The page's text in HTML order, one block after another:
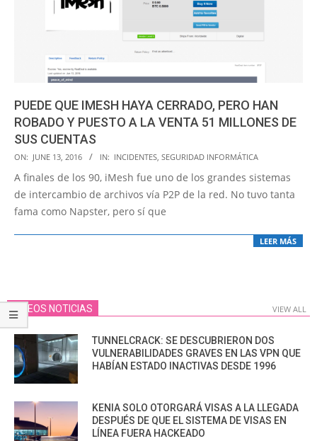
PUEDE QUE IMESH HAYA CERRADO, PERO HAN
ROBADO Y PUESTO A LA VENTA 51 MILLONES DE
SUS CUENTAS
2016-
06-
13
ON: JUNE 13, 2016 IN: INCIDENTES SEGURIDAD INFORMÁTICA
A finales de los 90, iMesh fue uno de los grandes sistemas
de intercambio de archivos vía P2P de la red. No tuvo tanta
fama como Napster, pero sí que
LEER MÁS
VIDEOS NOTICIAS VIEW ALL
TUNNELCRACK: SE DESCUBRIERON DOS
VULNERABILIDADES GRAVES EN LAS VPN QUE
HABÍAN ESTADO INACTIVAS DESDE 1996
KENIA SOLO OTORGARÁ VISAS A LA LLEGADA
DESPUÉS DE QUE EL SISTEMA DE VISAS EN
LÍNEA FUERA HACKEADO